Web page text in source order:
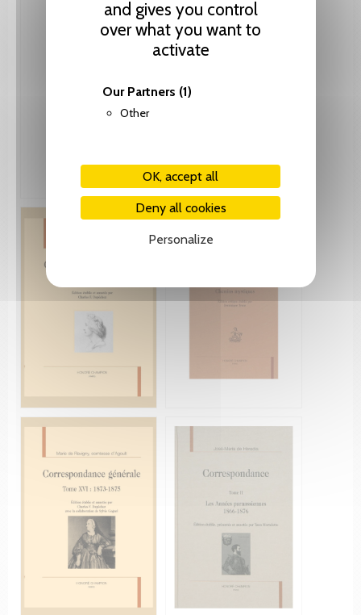
and gives you control
over what you want to
activate
Our Partners (1)
Other
OK, accept all
Deny all cookies
Personalize